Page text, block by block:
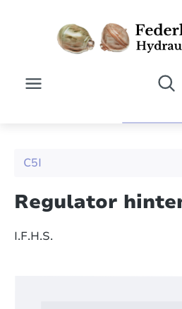
C5I
Regulator
I.F.H.S.